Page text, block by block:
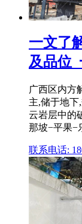
一文了
及品位
广西区内方
主,储于地下
云岩层中的
那坡−平果−
联系电话: